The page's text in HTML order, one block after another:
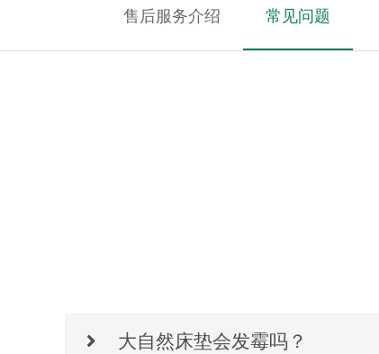
售后服务介绍 常见问题
大自然床垫会发霉吗？